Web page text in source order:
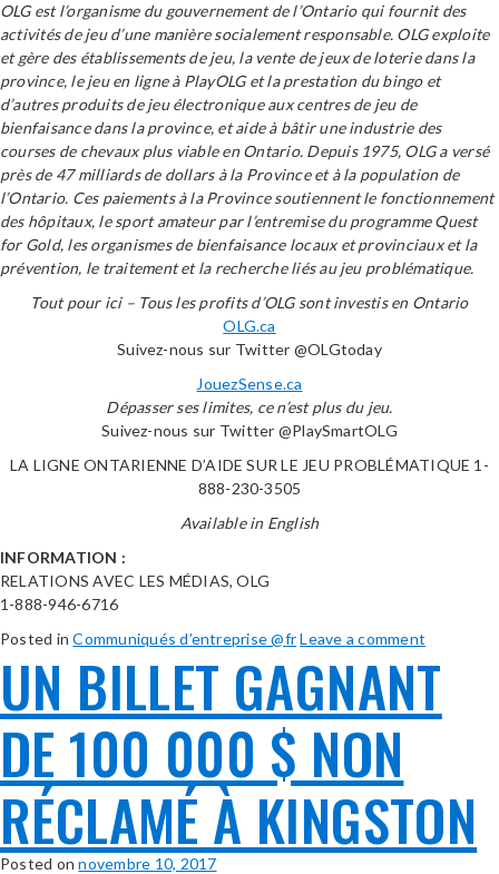
OLG est l’organisme du gouvernement de l’Ontario qui fournit des
activités de jeu d’une manière socialement responsable. OLG exploite
et gère des établissements de jeu, la vente de jeux de loterie dans la
province, le jeu en ligne à PlayOLG et la prestation du bingo et
d’autres produits de jeu électronique aux centres de jeu de
bienfaisance dans la province, et aide à bâtir une industrie des
courses de chevaux plus viable en Ontario. Depuis 1975, OLG a versé
près de 47 milliards de dollars à la Province et à la population de
l’Ontario. Ces paiements à la Province soutiennent le fonctionnement
des hôpitaux, le sport amateur par l’entremise du programme Quest
for Gold, les organismes de bienfaisance locaux et provinciaux et la
prévention, le traitement et la recherche liés au jeu problématique.
Tout pour ici – Tous les profits d’OLG sont investis en Ontario
OLG.ca
Suivez-nous sur Twitter @OLGtoday
JouezSense.ca
Dépasser ses limites, ce n’est plus du jeu.
Suivez-nous sur Twitter @PlaySmartOLG
LA LIGNE ONTARIENNE D’AIDE SUR LE JEU PROBLÉMATIQUE 1-
888-230-3505
Available in English
INFORMATION :
RELATIONS AVEC LES MÉDIAS, OLG
1-888-946-6716
Posted inCommuniqués d’entreprise @frLeave a comment
UN BILLET GAGNANT
DE 100 000 $ NON
RÉCLAMÉ À KINGSTON
Posted onnovembre 10, 2017